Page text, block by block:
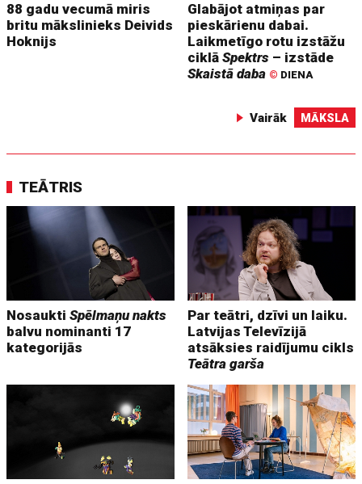
88 gadu vecumā miris
britu mākslinieks Deivids
Hoknijs
Glabājot atmiņas par
pieskārienu dabai.
Laikmetīgo rotu izstāžu
ciklāSpektrs – izstāde
Skaistā daba © DIENA
Vairāk MĀKSLA
TEĀTRIS
NosauktiSpēlmaņu nakts
balvu nominanti 17
kategorijās
Par teātri, dzīvi un laiku.
Latvijas Televīzijā
atsāksies raidījumu cikls
Teātra garša